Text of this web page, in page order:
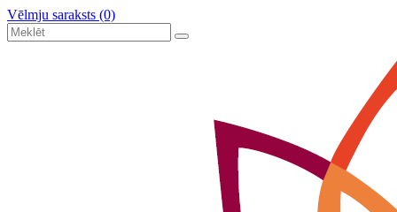
Vēlmju saraksts (0)